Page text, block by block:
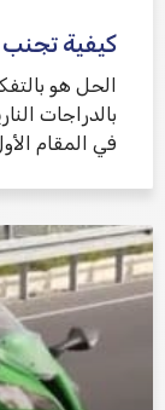
كيفية
الحل هو
بالدراجات
في المقام